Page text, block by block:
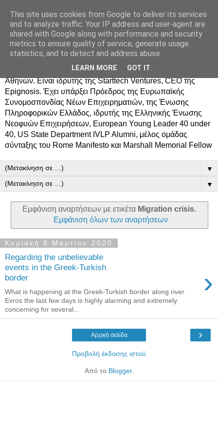
Δημήτρης Τσίγκος
Ο Δημήτρης Τσίγκος γεννήθηκε στον Ασπρόπυργο.
Σπούδασε Επιστήμη Υπολογιστών στο Πανεπιστήμιο
Κρήτης, πήρε MBA από το Οικονομικό Πανεπιστήμιο
Αθηνών. Είναι ιδρυτής της Starttech Ventures, CEO της
Epignosis. Έχει υπάρξει Πρόεδρος της Ευρωπαϊκής
Συνομοσπονδίας Νέων Επιχειρηματιών, της Ένωσης
Πληροφορικών Ελλάδος, ιδρυτής της Ελληνικής Ένωσης
Νεοφυών Επιχειρήσεων, European Young Leader 40 under
40, US State Department IVLP Alumni, μέλος ομάδας
σύνταξης του Rome Manifesto και Marshall Memorial Fellow
▼
▼
Εμφάνιση αναρτήσεων με ετικέτα Migration crisis.
Εμφάνιση όλων των αναρτήσεων
Κυριακή 8 Μαρτίου 2020
Regarding the unbelievable
events in the Greek-Turkish
border
›
What is happening at the Greek-Turkish border along river
Evros the last few days is highly alarming and extremely
concerning for several...
›
Αρχική σελίδα
Προβολή έκδοσης ιστού
Από το Blogger.
This site uses cookies from Google to deliver its services
and to analyze traffic. Your IP address and user-agent are
shared with Google along with performance and security
metrics to ensure quality of service, generate usage
statistics, and to detect and address abuse.
LEARN MORE GOT IT